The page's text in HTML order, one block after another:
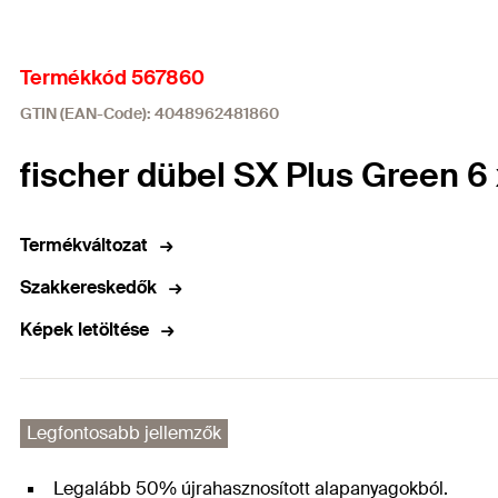
Termékkód 567860
GTIN (EAN-Code): 4048962481860
fischer dübel SX Plus Green 6
Termékváltozat
Szakkereskedők
Képek letöltése
Legfontosabb jellemzők
Legalább 50% újrahasznosított alapanyagokból.